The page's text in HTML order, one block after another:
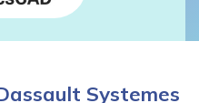
Systemes